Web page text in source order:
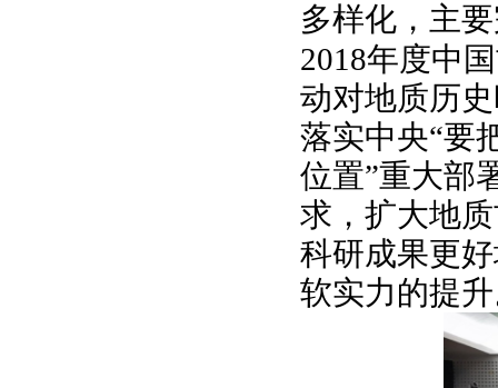
多样化，主
2018年度中
动对地质历
落实中央“要
位置”重大部
求，扩大地
科研成果更
软实力的提